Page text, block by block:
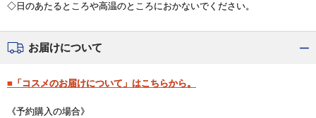
◇日のあたるところや高温のところにおかないでください。
お届けについて
■「コスメのお届けについて」はこちらから。
《予約購入の場合》